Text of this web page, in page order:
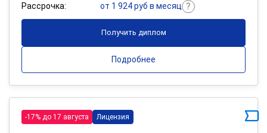
Рассрочка:
от 1 924 руб в месяц
Получить диплом
Подробнее
-17% до 17 августа Лицензия